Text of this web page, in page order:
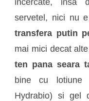
servetel, nici nu
transfera putin
mai mici decat
ten pana seara
bine cu lotiune
Hydrabio) si gel